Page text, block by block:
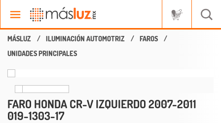
ILUMINACIÓN AUTOMOTRIZ
FAROS
UNIDADES PRINCIPALES
FARO HONDA CR-V IZQUIERDO 2007-2011
019-1303-17